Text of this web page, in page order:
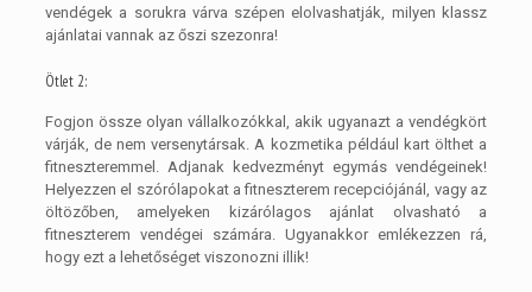
vendégek a sorukra várva szépen elolvashatják, milyen klassz
ajánlatai vannak az őszi szezonra!
Ötlet 2:
Fogjon össze olyan vállalkozókkal, akik ugyanazt a vendégkört
várják, de nem versenytársak. A kozmetika például kart ölthet a
fitneszteremmel. Adjanak kedvezményt egymás vendégeinek!
Helyezzen el szórólapokat a fitneszterem recepciójánál, vagy az
öltözőben, amelyeken kizárólagos ajánlat olvasható a
fitneszterem vendégei számára. Ugyanakkor emlékezzen rá,
hogy ezt a lehetőséget viszonozni illik!